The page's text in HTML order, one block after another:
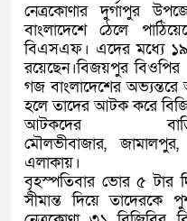
নেত্রকোণার দুর্গাপুর
বাংলাদেশে ঠেলে
বিএসএফ। এদের মধ্যে
রয়েছেন।বিজয়পুর
গজ বাংলাদেশের
হলে তাদের আটক করে
আটকদের
মৌলভীবাজার, জামালপুর,
এলাকায়।
বৃহস্পতিবার ভোর ৫ টার
সীমান্ত দিয়ে তাদেরকে